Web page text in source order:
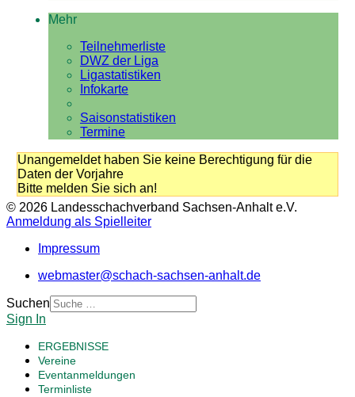
Mehr
Teilnehmerliste
DWZ der Liga
Ligastatistiken
Infokarte
Saisonstatistiken
Termine
Unangemeldet haben Sie keine Berechtigung für die
Daten der Vorjahre
Bitte melden Sie sich an!
© 2026 Landesschachverband Sachsen-Anhalt e.V.
Anmeldung als Spielleiter
Impressum
webmaster@schach-sachsen-anhalt.de
Suchen
Sign In
ERGEBNISSE
Vereine
Eventanmeldungen
Terminliste